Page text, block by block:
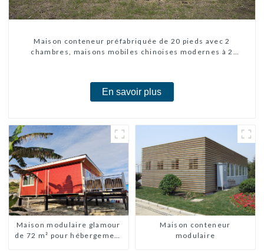
Maison conteneur préfabriquée de 20 pieds avec 2
chambres, maisons mobiles chinoises modernes à 2
En savoir plus
Maison modulaire glamour
de 72 m² pour hébergement
Maison conteneur
modulaire